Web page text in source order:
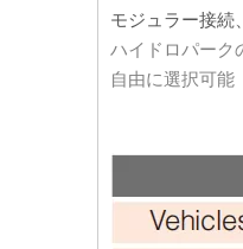
モジュラー接
ハイドロパーク
自由に選択可能